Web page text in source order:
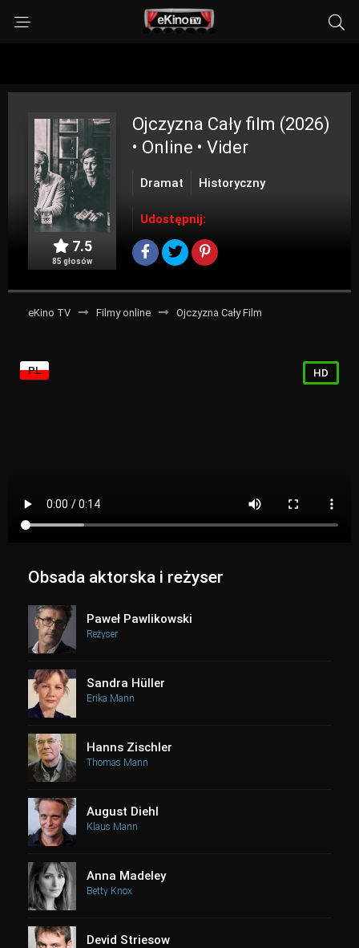
7.5
85 głosów
Ojczyzna Cały film (2026)
• Online • Vider
Dramat Historyczny
Udostępnij:
eKino TV Filmy online Ojczyzna Cały Film
PL HD
Obsada aktorska i reżyser
Paweł Pawlikowski
Reżyser
Sandra Hüller
Erika Mann
Hanns Zischler
Thomas Mann
August Diehl
Klaus Mann
Anna Madeley
Betty Knox
Devid Striesow